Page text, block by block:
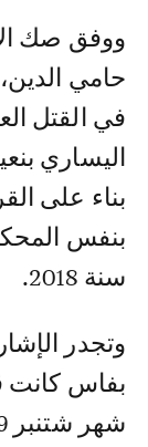
ووفق صك
حامي
في القتل
بناء على
بنفس
سنة 2018.
وتجدر
بفاس